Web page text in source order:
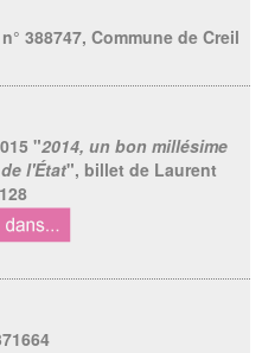
388747, Commune de Creil
"2014, un bon millésime
l'État", billet de Laurent